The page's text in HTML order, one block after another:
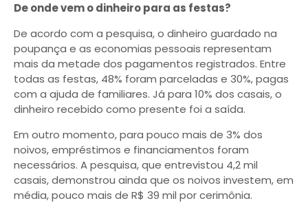
De onde vem o dinheiro para as festas?
De acordo com a pesquisa, o dinheiro guardado na
poupança e as economias pessoais representam
mais da metade dos pagamentos registrados. Entre
todas as festas, 48% foram parceladas e 30%, pagas
com a ajuda de familiares. Já para 10% dos casais, o
dinheiro recebido como presente foi a saída.
Em outro momento, para pouco mais de 3% dos
noivos, empréstimos e financiamentos foram
necessários. A pesquisa, que entrevistou 4,2 mil
casais, demonstrou ainda que os noivos investem, em
média, pouco mais de R$ 39 mil por cerimônia.